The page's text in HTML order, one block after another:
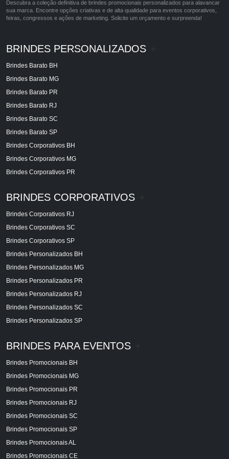
Descubra a coleção definitiva de brindes promocionais personalizados para alavancar
sua marca. Encontre opções criativas e de alta qualidade para eventos corporativos,
feiras, congressos e ações de marketing. Solicite um orçamento e surpreenda!
BRINDES PERSONALIZADOS
Brindes Barato BH
Brindes Barato MG
Brindes Barato PR
Brindes Barato RJ
Brindes Barato SC
Brindes Barato SP
Brindes Corporativos BH
Brindes Corporativos MG
Brindes Corporativos PR
BRINDES CORPORATIVOS
Brindes Corporativos RJ
Brindes Corporativos SC
Brindes Corporativos SP
Brindes Personalizados BH
Brindes Personalizados MG
Brindes Personalizados PR
Brindes Personalizados RJ
Brindes Personalizados SC
Brindes Personalizados SP
BRINDES PARA EVENTOS
Brindes Promocionais BH
Brindes Promocionais MG
Brindes Promocionais PR
Brindes Promocionais RJ
Brindes Promocionais SC
Brindes Promocionais SP
Brindes Promocionais AL
Brindes Promocionais CE